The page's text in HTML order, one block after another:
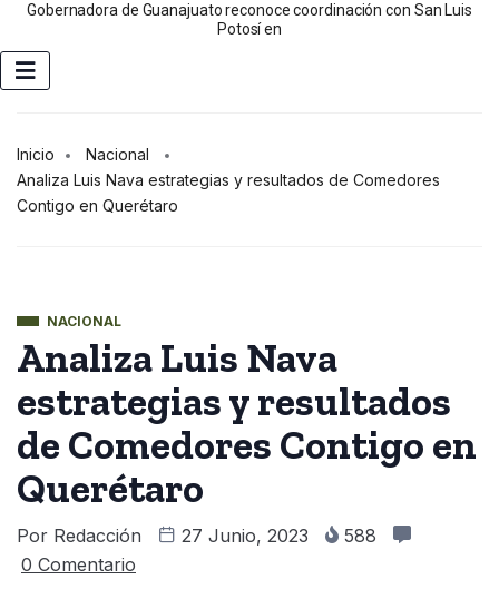
Gobernadora de Guanajuato reconoce coordinación con San Luis
Potosí en
Inicio
Nacional
Analiza Luis Nava estrategias y resultados de Comedores
Contigo en Querétaro
NACIONAL
Analiza Luis Nava
estrategias y resultados
de Comedores Contigo en
Querétaro
Por Redacción 27 Junio, 2023
588
0 Comentario